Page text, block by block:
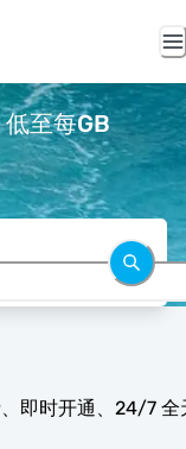
至每GB
即时开通、24/7 全